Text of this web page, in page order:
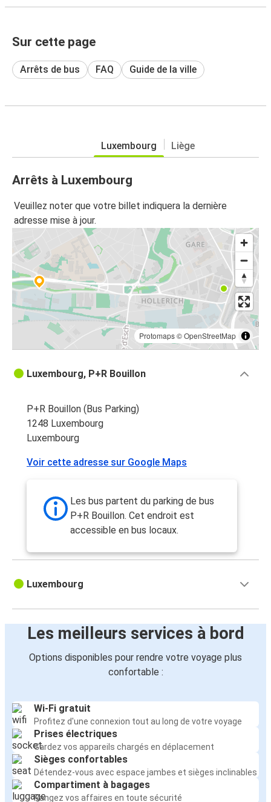
Sur cette page
Arrêts de bus FAQ Guide de la ville
Luxembourg Liège
Arrêts à Luxembourg
Veuillez noter que votre billet indiquera la dernière
adresse mise à jour.
Protomaps©OpenStreetMap
Luxembourg, P+R Bouillon
P+R Bouillon (Bus Parking)
1248 Luxembourg
Luxembourg
Voir cette adresse sur Google Maps
Les bus partent du parking de bus
P+R Bouillon. Cet endroit est
accessible en bus locaux.
Luxembourg
Les meilleurs services à bord
Options disponibles pour rendre votre voyage plus
confortable :
Wi-Fi gratuit
Profitez d'une connexion tout au long de votre voyage
Prises électriques
Gardez vos appareils chargés en déplacement
Sièges confortables
Détendez-vous avec espace jambes et sièges inclinables
Compartiment à bagages
Rangez vos affaires en toute sécurité